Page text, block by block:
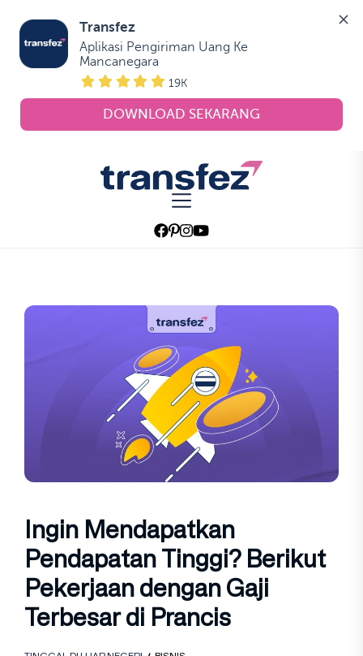
Transfez
Aplikasi Pengiriman Uang Ke
Mancanegara
19K
DOWNLOAD SEKARANG
Transfez
Ingin Mendapatkan
Pendapatan Tinggi? Berikut
Pekerjaan dengan Gaji
Terbesar di Prancis